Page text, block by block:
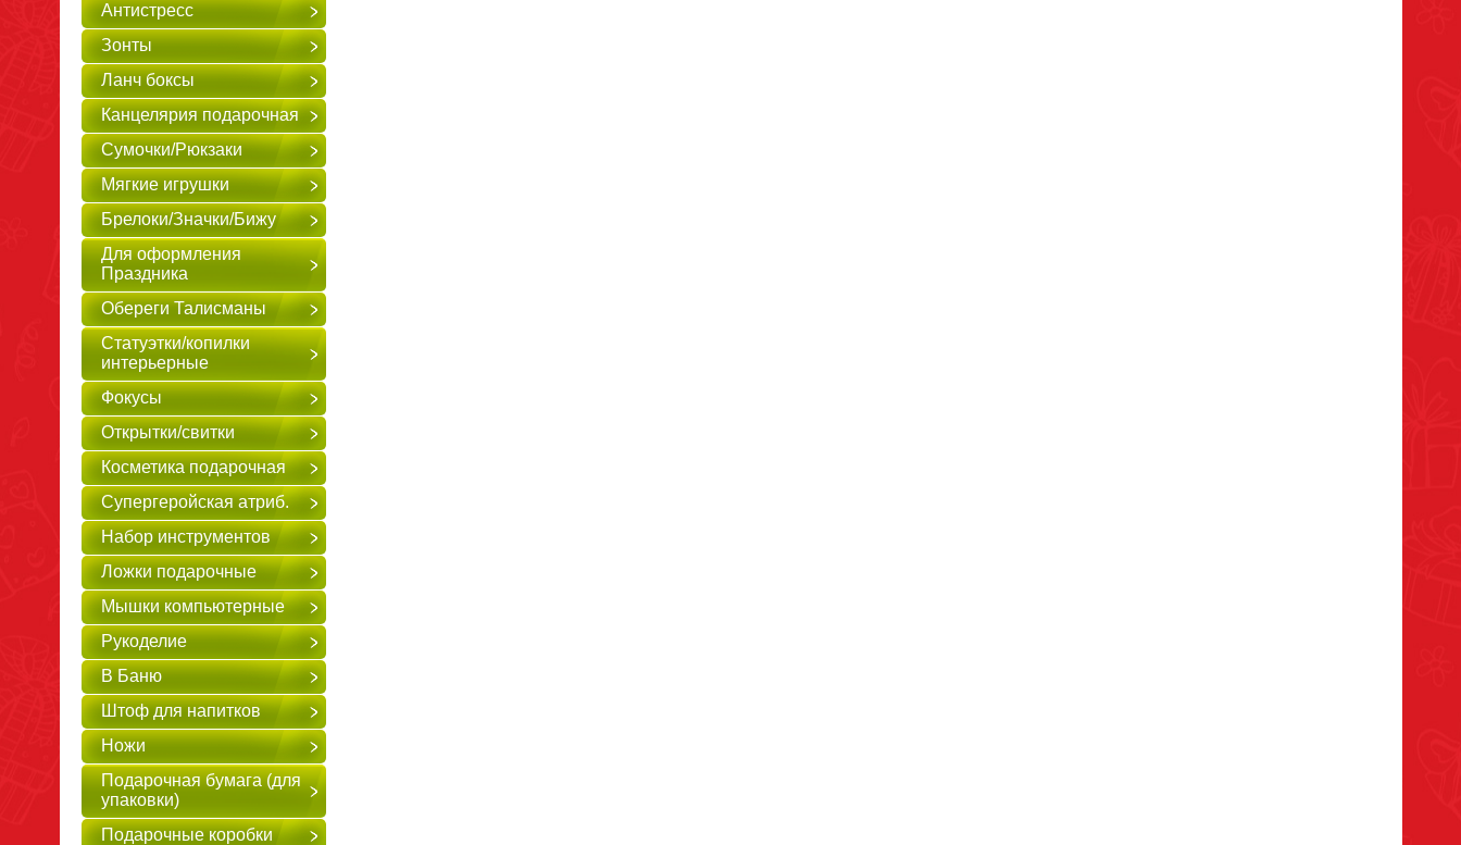
Антистресс
Зонты
Ланч боксы
Канцелярия подарочная
Сумочки/Рюкзаки
Мягкие игрушки
Брелоки/Значки/Бижу
Для оформления
Праздника
Обереги Талисманы
Статуэтки/копилки
интерьерные
Фокусы
Открытки/свитки
Косметика подарочная
Супергеройская атриб.
Набор инструментов
Ложки подарочные
Мышки компьютерные
Рукоделие
В Баню
Штоф для напитков
Ножи
Подарочная бумага (для
упаковки)
Подарочные коробки